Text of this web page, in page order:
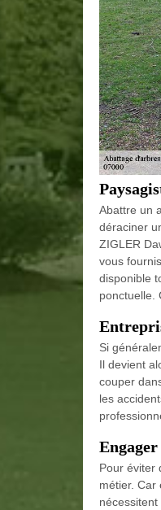
Abattre un
déraciner
ZIGLER
vous
disponible
ponctuelle.
Si
Il devient
couper
les
Engager
Pour éviter
métier. Car